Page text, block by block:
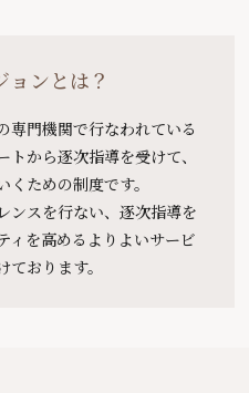
ョンとは？
専門機関で行なわれている
から逐次指導を受けて、
ための制度です。
ンスを行ない、逐次指導を
ィを高めるよりよいサービ
おります。